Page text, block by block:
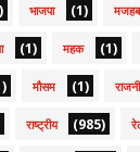
भाजपा (1) मजहब
(1) महक (1)
मौसम (1)
राष्ट्रीय (985)